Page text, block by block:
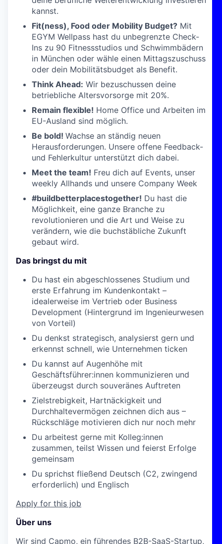
kannst.
Fit(ness), Food oder Mobility Budget? Mit
EGYM Wellpass hast du unbegrenzte Check-
Ins zu 90 Fitnessstudios und Schwimmbädern
in München oder wähle einen Mittagszuschuss
oder dein Mobilitätsbudget als Benefit.
Think Ahead: Wir bezuschussen deine
betriebliche Altersvorsorge mit 20%.
Remain flexible! Home Office und Arbeiten im
EU-Ausland sind möglich.
Be bold! Wachse an ständig neuen
Herausforderungen. Unsere offene Feedback-
und Fehlerkultur unterstützt dich dabei.
Meet the team! Freu dich auf Events, unser
weekly Allhands und unsere Company Week
#buildbetterplacestogether! Du hast die
Möglichkeit, eine ganze Branche zu
revolutionieren und die Art und Weise zu
verändern, wie die buchstäbliche Zukunft
gebaut wird.
Das bringst du mit
Du hast ein abgeschlossenes Studium und
erste Erfahrung im Kundenkontakt –
idealerweise im Vertrieb oder Business
Development (Hintergrund im Ingenieurwesen
von Vorteil)
Du denkst strategisch, analysierst gern und
erkennst schnell, wie Unternehmen ticken
Du kannst auf Augenhöhe mit
Geschäftsführer:innen kommunizieren und
überzeugst durch souveränes Auftreten
Zielstrebigkeit, Hartnäckigkeit und
Durchhaltevermögen zeichnen dich aus –
Rückschläge motivieren dich nur noch mehr
Du arbeitest gerne mit Kolleg:innen
zusammen, teilst Wissen und feierst Erfolge
gemeinsam
Du sprichst fließend Deutsch (C2, zwingend
erforderlich) und Englisch
Apply for this job
Über uns
Wir sind Capmo, ein führendes B2B-SaaS-Startup,